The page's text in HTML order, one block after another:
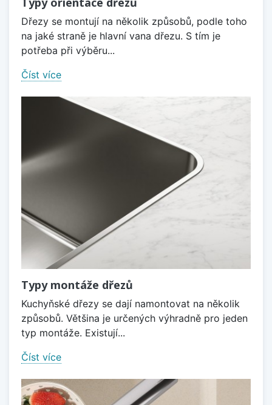
Dřezy se montují na několik způsobů, podle toho
na jaké straně je hlavní vana dřezu. S tím je
potřeba při výběru...
Číst více
Typy montáže dřezů
Kuchyňské dřezy se dají namontovat na několik
způsobů. Většina je určených výhradně pro jeden
typ montáže. Existují...
Číst více